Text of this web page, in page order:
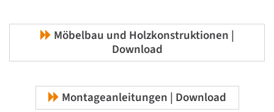
Möbelbau und Holzkonstruktionen |
Download
Montageanleitungen | Download